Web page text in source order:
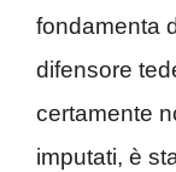
fondamenta
difensore
certamente
imputati, è